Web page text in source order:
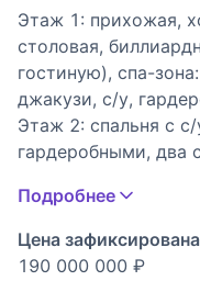
Этаж 1: прихожая,
столовая,
гостиную), спа-
джакузи, с/у,
Этаж 2: спальня с
гардеробными, два
барной зоны)
Мансарда: три
свободного
Подробнее
Цена
190 000 000 ₽